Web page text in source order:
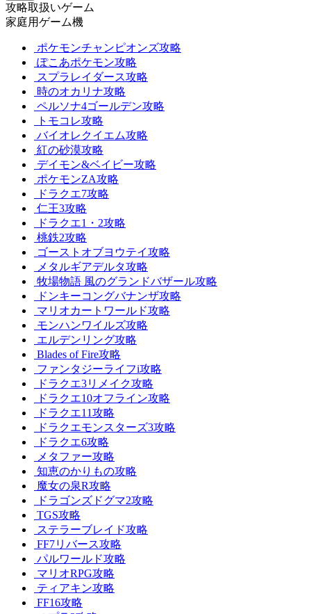
攻略取扱いゲーム
家庭用ゲーム機
ポケモンチャンピオンズ攻略
ぽこあポケモン攻略
スプラレイダース攻略
時のオカリナ攻略
ペルソナ4ゴールデン攻略
トモコレ攻略
バイオレクイエム攻略
紅の砂漠攻略
デイモン&ベイビー攻略
ポケモンZA攻略
ドラクエ7攻略
仁王3攻略
ドラクエ1・2攻略
桃鉄2攻略
ゴーストオブヨウテイ攻略
メタルギアデルタ攻略
牧場物語 風のグランドバザール攻略
ドンキーコングバナンザ攻略
マリオカートワールド攻略
モンハンワイルズ攻略
エルデンリング攻略
Blades of Fire攻略
ファンタジーライフi攻略
ドラクエ3リメイク攻略
ドラクエ10オフライン攻略
ドラクエ11攻略
ドラクエモンスターズ3攻略
ドラクエ6攻略
メタファー攻略
知恵のかりもの攻略
魔女の泉R攻略
ドラゴンズドグマ2攻略
TGS攻略
ステラーブレイド攻略
FF7リバース攻略
パルワールド攻略
マリオRPG攻略
ティアキン攻略
FF16攻略